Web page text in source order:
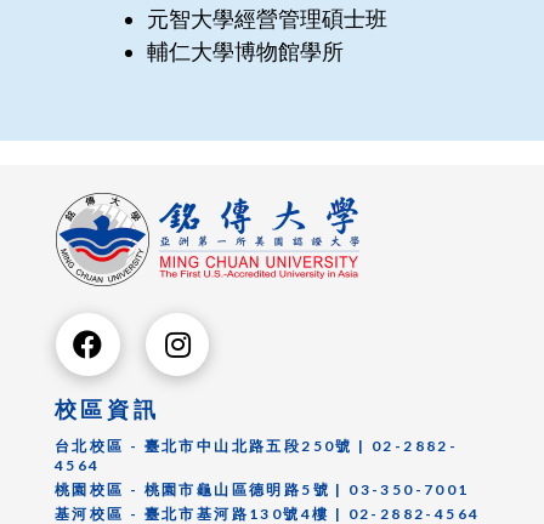
元智大學經營管理碩士班
輔仁大學博物館學所
校區資訊
台北校區 - 臺北市中山北路五段250號 | 02-2882-
4564
桃園校區 - 桃園市龜山區德明路5號 | 03-350-7001
基河校區 - 臺北市基河路130號4樓 | 02-2882-4564